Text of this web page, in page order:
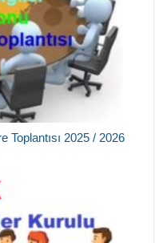
Toplantısı 2025 / 2026